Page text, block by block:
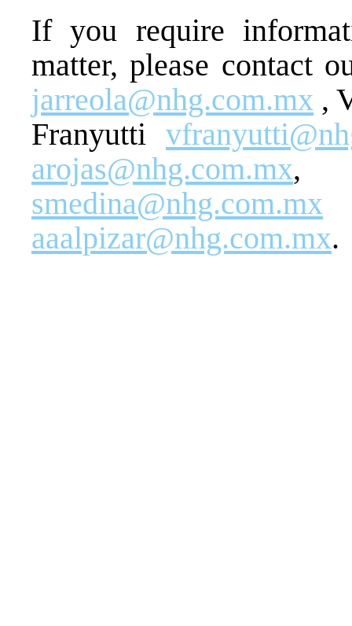
If you require
matter, please contact
jarreola@nhg.com.mx ,
Franyutti
arojas@nhg.com.mx,
smedina@nhg.com.mx
aaalpizar@nhg.com.mx.